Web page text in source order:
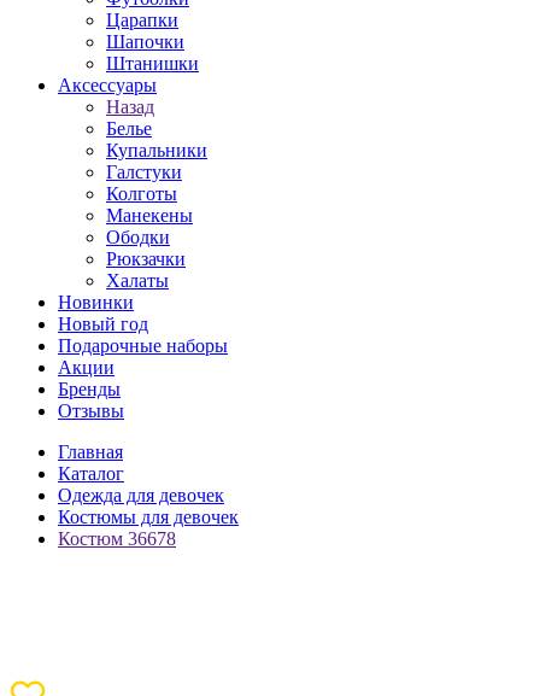
Царапки
Шапочки
Штанишки
Аксессуары
Назад
Белье
Купальники
Галстуки
Колготы
Манекены
Ободки
Рюкзачки
Халаты
Новинки
Новый год
Подарочные наборы
Акции
Бренды
Отзывы
Главная
Каталог
Одежда для девочек
Костюмы для девочек
Костюм 36678